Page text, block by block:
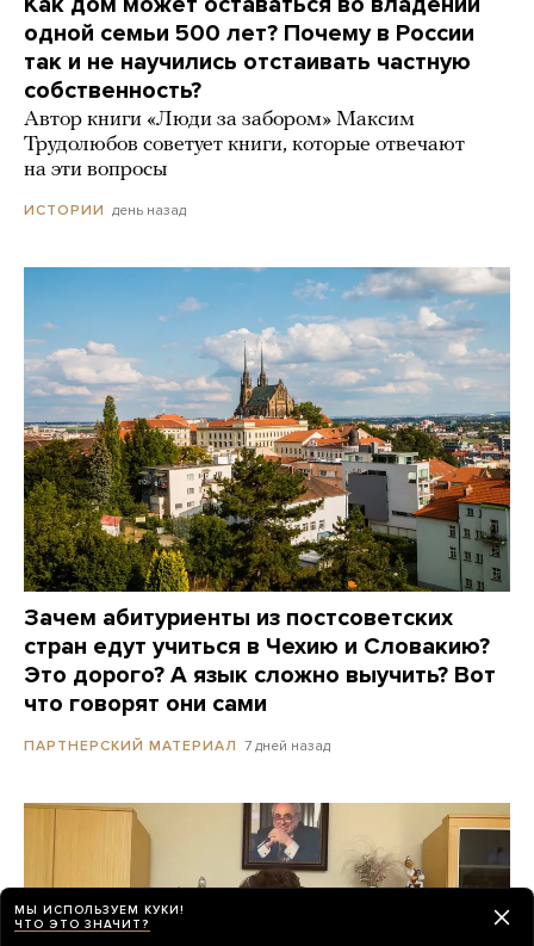
одной семьи 500 лет? Почему в России
так и не научились отстаивать частную
собственность?
Автор книги «Люди за забором» Максим
Трудолюбов советует книги, которые отвечают
на эти вопросы
ИСТОРИИ день назад
Зачем абитуриенты из постсоветских
стран едут учиться в Чехию и Словакию?
Это дорого? А язык сложно выучить? Вот
что говорят они сами
ПАРТНЕРСКИЙ МАТЕРИАЛ 7 дней назад
МЫ ИСПОЛЬЗУЕМ КУКИ!
ЧТО ЭТО ЗНАЧИТ?